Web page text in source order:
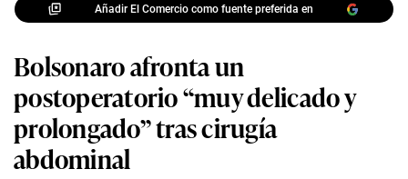
Añadir El Comercio como fuente preferida en
Bolsonaro afronta un
postoperatorio “muy delicado y
prolongado” tras cirugía
abdominal